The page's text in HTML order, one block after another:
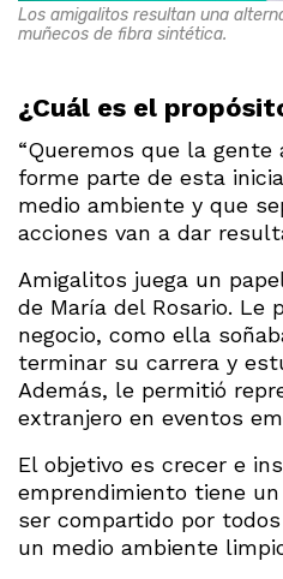
Los amigalitos resultan una
muñecos de fibra sintética.
¿Cuál es el
“Queremos que la
forme parte de esta
medio ambiente y que
acciones van a dar
Amigalitos juega un
de María del Rosario. Le
negocio, como ella
terminar su carrera y
Además, le permitió
extranjero en eventos
El objetivo es crecer e
emprendimiento tiene
ser compartido por
un medio ambiente